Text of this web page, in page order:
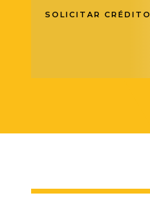
SOLICITAR CRÉDITO